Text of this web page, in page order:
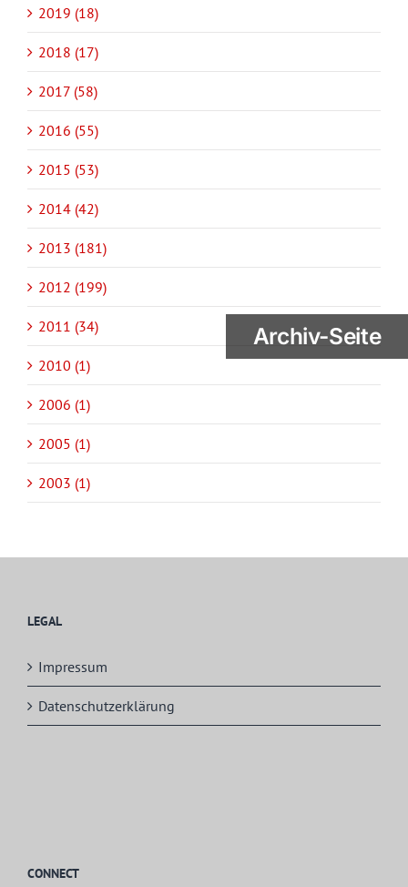
2019 (18)
2018 (17)
2017 (58)
2016 (55)
2015 (53)
2014 (42)
2013 (181)
2012 (199)
2011 (34)
2010 (1)
2006 (1)
2005 (1)
2003 (1)
LEGAL
Impressum
Datenschutzerklärung
CONNECT
Archiv-Seite